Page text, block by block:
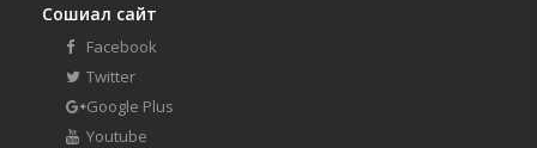
Сошиал сайт
Facebook
Twitter
Google Plus
Youtube